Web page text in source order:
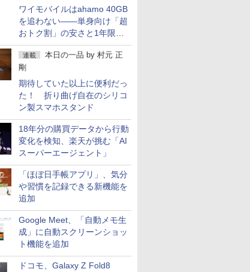
ワイモバイルはahamo 40GB
を追わない――単身向け「超
おトク割」の安さと1年限定
の注意点
連載 本日の一品 by 村元 正
剛
期待していた以上に便利だっ
た！ 折り曲げ自在のシリコ
ン製スマホスタンド
18年分の購買データから行動
変化を検知、楽天が挑む「AI
スーパーエージェント」
「ほぼ日手帳アプリ」、気分
や習慣を記録できる新機能を
追加
Google Meet、「自動メモ生
成」に自動スクリーンショッ
ト機能を追加
ドコモ、Galaxy Z Fold8